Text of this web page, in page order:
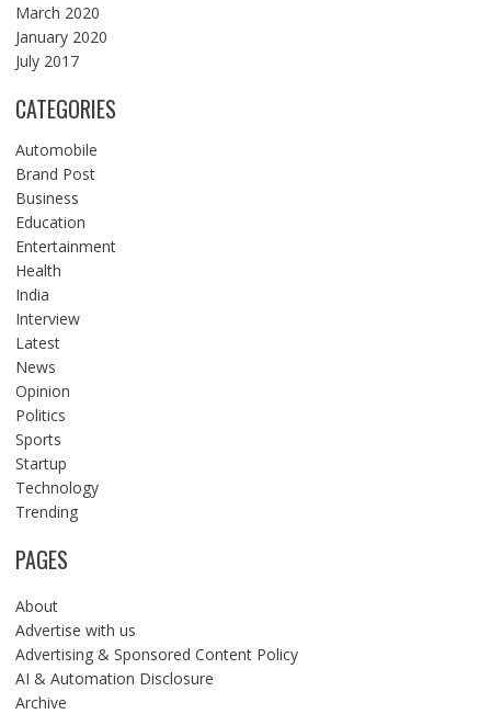
March 2020
January 2020
July 2017
CATEGORIES
Automobile
Brand Post
Business
Education
Entertainment
Health
India
Interview
Latest
News
Opinion
Politics
Sports
Startup
Technology
Trending
PAGES
About
Advertise with us
Advertising & Sponsored Content Policy
AI & Automation Disclosure
Archive